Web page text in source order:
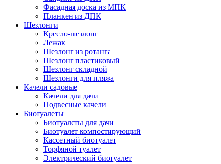
Фасадная доска из МПК
Планкен из ДПК
Шезлонги
Кресло-шезлонг
Лежак
Шезлонг из ротанга
Шезлонг пластиковый
Шезлонг складной
Шезлонги для пляжа
Качели садовые
Качели для дачи
Подвесные качели
Биотуалеты
Биотуалеты для дачи
Биотуалет компостирующий
Кассетный биотуалет
Торфяной туалет
Электрический биотуалет